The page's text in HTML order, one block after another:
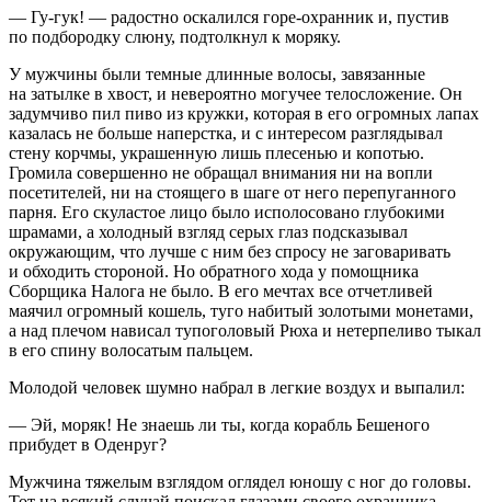
— Гу-гук! — радостно оскалился горе-охранник и, пустив
по подбородку слюну, подтолкнул к моряку.
У мужчины были темные длинные волосы, завязанные
на затылке в хвост, и невероятно могучее телосложение. Он
задумчиво пил пиво из кружки, которая в его огромных лапах
казалась не больше наперстка, и с интересом разглядывал
стену корчмы, украшенную лишь плесенью и копотью.
Громила совершенно не обращал внимания ни на вопли
посетителей, ни на стоящего в шаге от него перепуганного
парня. Его скуластое лицо было исполосовано глубокими
шрамами, а холодный взгляд серых глаз подсказывал
окружающим, что лучше с ним без спросу не заговаривать
и обходить стороной. Но обратного хода у помощника
Сборщика Налога не было. В его мечтах все отчетливей
маячил огромный кошель, туго набитый золотыми монетами,
а над плечом нависал тупоголовый Рюха и нетерпеливо тыкал
в его спину волосатым пальцем.
Молодой человек шумно набрал в легкие воздух и выпалил:
— Эй, моряк! Не знаешь ли ты, когда корабль Бешеного
прибудет в Оденруг?
Мужчина тяжелым взглядом оглядел юношу с ног до головы.